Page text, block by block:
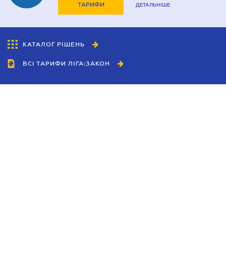
ТАРИФИ ДЕТАЛЬНІШЕ
КАТАЛОГ РІШЕНЬ
ВСІ ТАРИФИ ЛІГА:ЗАКОН